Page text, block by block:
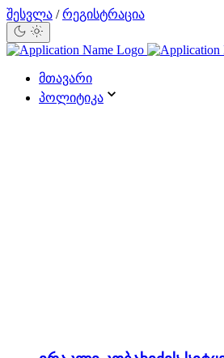
შესვლა / რეგისტრაცია
მთავარი
პოლიტიკა